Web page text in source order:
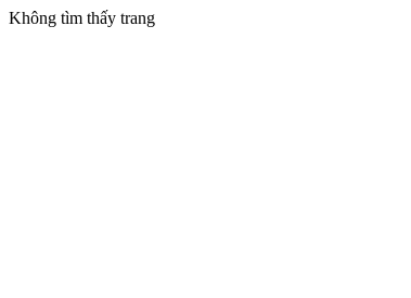
Không tìm thấy trang